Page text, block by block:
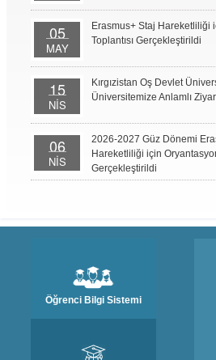
05
MAY
Erasmus+ Staj Hareketliliği
Toplantısı Gerçekleştirildi
15
NİS
Kırgızistan Oş Devlet
Üniversitemize Anlamlı
06
NİS
2026-2027 Güz Dönemi
Hareketliliği için
Gerçekleştirildi
Öğrenci Bilgi Sistemi